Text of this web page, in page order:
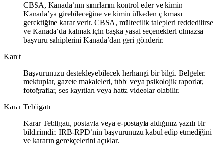
CBSA, Kanada’nın sınırlarını kontrol eder ve kimin
Kanada’ya girebileceğine ve kimin ülkeden çıkması
gerektiğine karar verir. CBSA, mültecilik talepleri reddedilirse
ve Kanada’da kalmak için başka yasal seçenekleri olmazsa
başvuru sahiplerini Kanada’dan geri gönderir.
Kanıt
Başvurunuzu destekleyebilecek herhangi bir bilgi. Belgeler,
mektuplar, gazete makaleleri, tıbbi veya psikolojik raporlar,
fotoğraflar, ses kayıtları veya hatta videolar olabilir.
Karar Tebligatı
Karar Tebligatı, postayla veya e-postayla aldığınız yazılı bir
bildirimdir. IRB-RPD’nin başvurunuzu kabul edip etmediğini
ve kararın gerekçelerini açıklar.